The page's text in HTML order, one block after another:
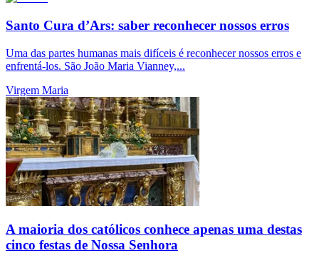
Santo Cura d’Ars: saber reconhecer nossos erros
Uma das partes humanas mais difíceis é reconhecer nossos erros e
enfrentá-los. São João Maria Vianney,...
Virgem Maria
A maioria dos católicos conhece apenas uma destas
cinco festas de Nossa Senhora